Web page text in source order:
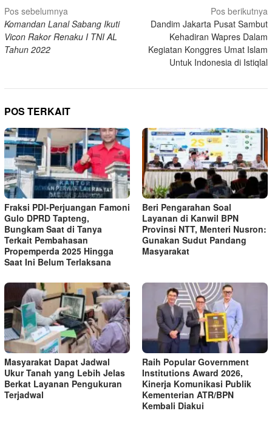
Navigasi
pos
Pos sebelumnya
Komandan Lanal Sabang Ikuti
Vicon Rakor Renaku I TNI AL
Tahun 2022
Pos berikutnya
Dandim Jakarta Pusat Sambut
Kehadiran Wapres Dalam
Kegiatan Konggres Umat Islam
Untuk Indonesia di Istiqlal
POS TERKAIT
Fraksi PDI-Perjuangan Famoni
Gulo DPRD Tapteng,
Bungkam Saat di Tanya
Terkait Pembahasan
Propemperda 2025 Hingga
Saat Ini Belum Terlaksana
Beri Pengarahan Soal
Layanan di Kanwil BPN
Provinsi NTT, Menteri Nusron:
Gunakan Sudut Pandang
Masyarakat
Masyarakat Dapat Jadwal
Ukur Tanah yang Lebih Jelas
Berkat Layanan Pengukuran
Terjadwal
Raih Popular Government
Institutions Award 2026,
Kinerja Komunikasi Publik
Kementerian ATR/BPN
Kembali Diakui